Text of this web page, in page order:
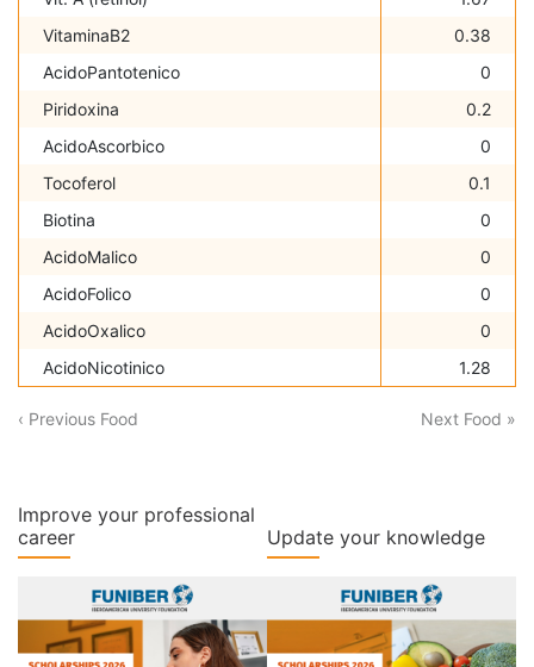
VitaminaB2
0.38
AcidoPantotenico
0
Piridoxina
0.2
AcidoAscorbico
0
Tocoferol
0.1
Biotina
0
AcidoMalico
0
AcidoFolico
0
AcidoOxalico
0
AcidoNicotinico
1.28
‹ Previous Food Next Food »
Improve your professional
career
Update your knowledge